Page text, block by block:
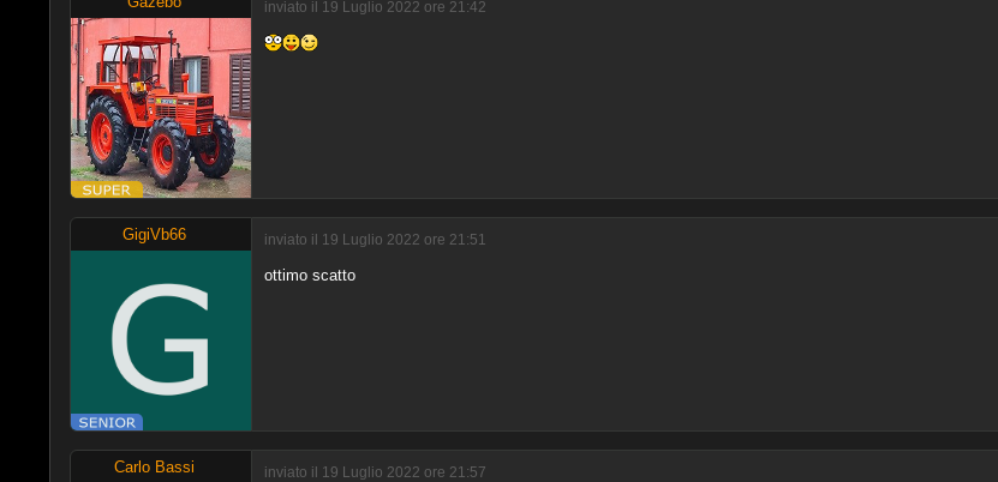
inviato il 19 Luglio 2022 ore 21:42
GigiVb66 inviato il 19 Luglio 2022 ore 21:51
ottimo scatto
Carlo Bassi inviato il 19 Luglio 2022 ore 21:57